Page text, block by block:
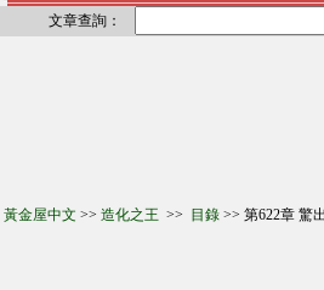
文章查詢：
黃金屋中文 >> 造化之王 >> 目錄 >> 第622章 驚